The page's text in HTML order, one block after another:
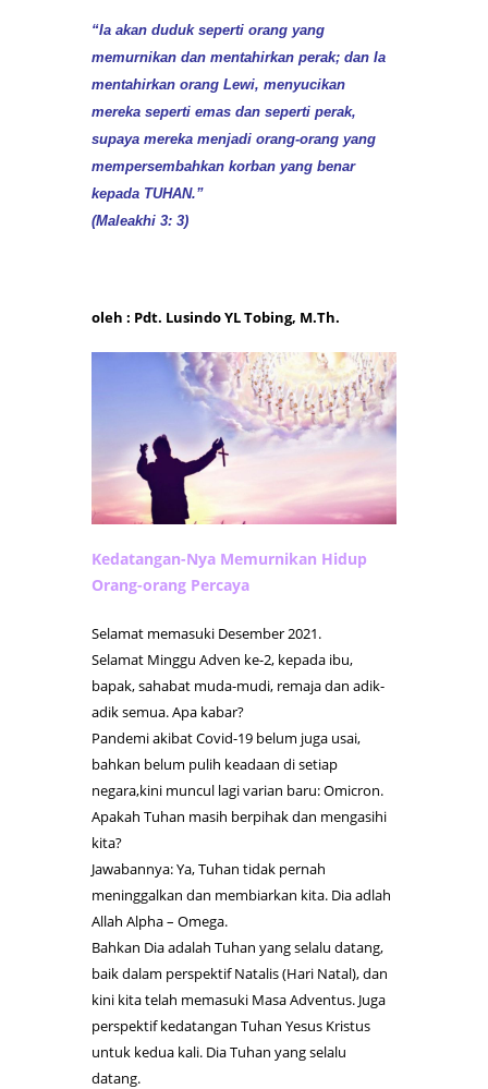
“Ia akan duduk seperti orang yang
memurnikan dan mentahirkan perak; dan Ia
mentahirkan orang Lewi, menyucikan
mereka seperti emas dan seperti perak,
supaya mereka menjadi orang-orang yang
mempersembahkan korban yang benar
kepada TUHAN.”
(Maleakhi 3: 3)
oleh : Pdt. Lusindo YL Tobing, M.Th.
Kedatangan-Nya Memurnikan Hidup
Orang-orang Percaya
Selamat memasuki Desember 2021.
Selamat Minggu Adven ke-2, kepada ibu,
bapak, sahabat muda-mudi, remaja dan adik-
adik semua. Apa kabar?
Pandemi akibat Covid-19 belum juga usai,
bahkan belum pulih keadaan di setiap
negara,kini muncul lagi varian baru: Omicron.
Apakah Tuhan masih berpihak dan mengasihi
kita?
Jawabannya: Ya, Tuhan tidak pernah
meninggalkan dan membiarkan kita. Dia adlah
Allah Alpha – Omega.
Bahkan Dia adalah Tuhan yang selalu datang,
baik dalam perspektif Natalis (Hari Natal), dan
kini kita telah memasuki Masa Adventus. Juga
perspektif kedatangan Tuhan Yesus Kristus
untuk kedua kali. Dia Tuhan yang selalu
datang.